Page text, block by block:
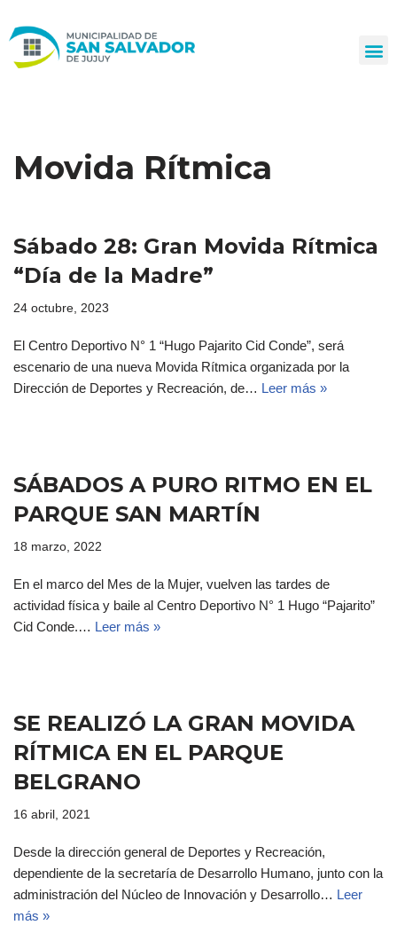
al
Movida Rítmica
Sábado 28: Gran Movida Rítmica
“Día de la Madre”
24 octubre, 2023
El Centro Deportivo N° 1 “Hugo Pajarito Cid Conde”, será
escenario de una nueva Movida Rítmica organizada por la
Dirección de Deportes y Recreación, de… Leer más »
SÁBADOS A PURO RITMO EN EL
PARQUE SAN MARTÍN
18 marzo, 2022
En el marco del Mes de la Mujer, vuelven las tardes de
actividad física y baile al Centro Deportivo N° 1 Hugo “Pajarito”
Cid Conde.… Leer más »
SE REALIZÓ LA GRAN MOVIDA
RÍTMICA EN EL PARQUE
BELGRANO
16 abril, 2021
Desde la dirección general de Deportes y Recreación,
dependiente de la secretaría de Desarrollo Humano, junto con la
administración del Núcleo de Innovación y Desarrollo… Leer
más »